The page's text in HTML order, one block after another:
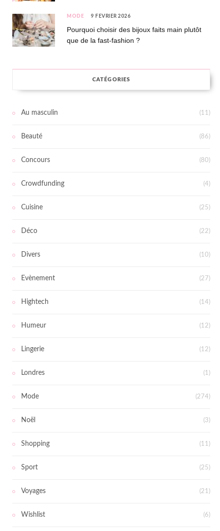
MODE 9 FÉVRIER 2026
Pourquoi choisir des bijoux faits main plutôt
que de la fast-fashion ?
CATÉGORIES
Au masculin (11)
Beauté (86)
Concours (80)
Crowdfunding (4)
Cuisine (25)
Déco (22)
Divers (10)
Evènement (27)
Hightech (14)
Humeur (12)
Lingerie (12)
Londres (1)
Mode (274)
Noël (3)
Shopping (11)
Sport (25)
Voyages (21)
Wishlist (6)